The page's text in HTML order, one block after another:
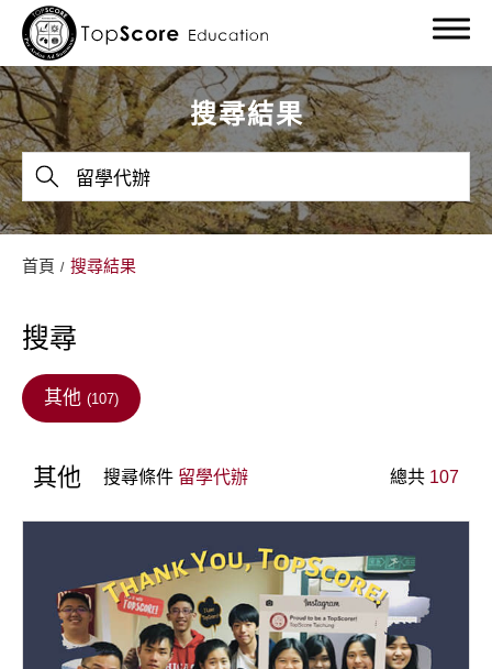
搜尋結果
首頁 搜尋結果
搜尋
其他 (107)
其他 搜尋條件 留學代辦 總共 107
關於我們
留學服務
留學部落格
留學最新消息
聯絡我們